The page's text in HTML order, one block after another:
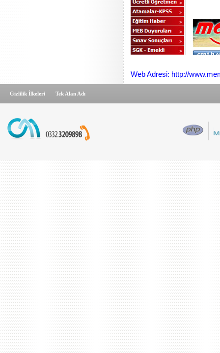
Web Adresi: http://
Gizlilik İlkeleri Tek Alan Adı